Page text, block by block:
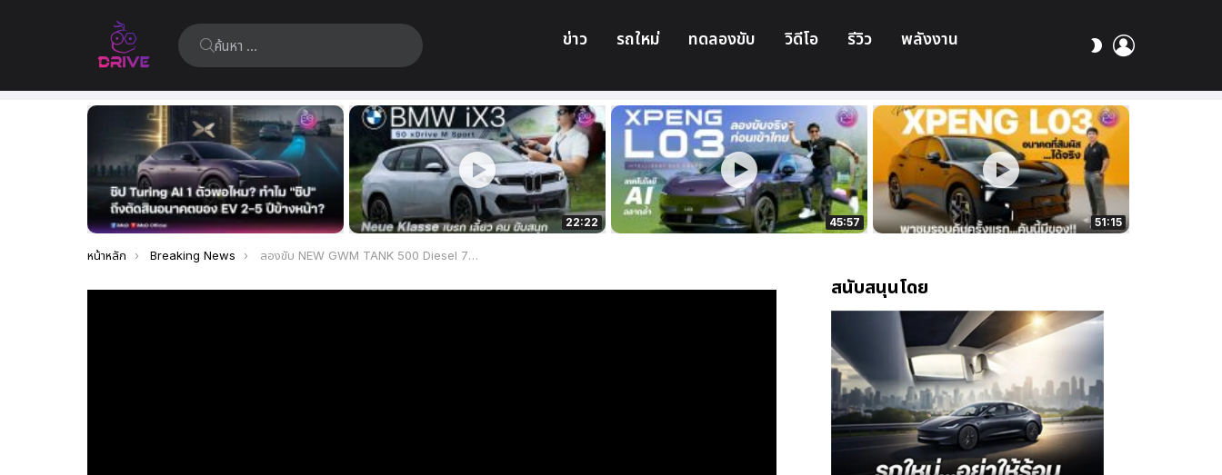
ค้นหา: ข่าว รถใหม่ ทดลองขับ วิดีโอ รีวิว พลังงาน
สลับ
เรื่อง
ล่าสุด
22:22 45:57 51:15
คุณอยู่ที่นี่:
หน้าหลัก Breaking News ลองขับ NEW GWM TANK 500 Diesel 7 ที่นั่ง ท้าทายทุกเส้นทาง ด้วยราคาเริ่มต้น 1.399 ล้านบาท
สนับสนุนโดย